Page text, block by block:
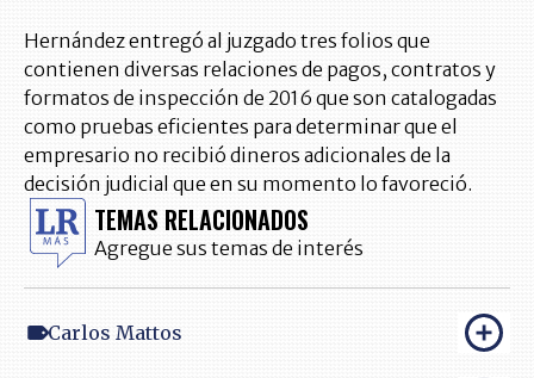
Hernández entregó al juzgado tres folios que
contienen diversas relaciones de pagos, contratos y
formatos de inspección de 2016 que son catalogadas
como pruebas eficientes para determinar que el
empresario no recibió dineros adicionales de la
decisión judicial que en su momento lo favoreció.
TEMAS RELACIONADOS
Agregue sus temas de interés
Carlos Mattos